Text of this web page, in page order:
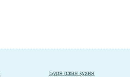
Бурятская кухня